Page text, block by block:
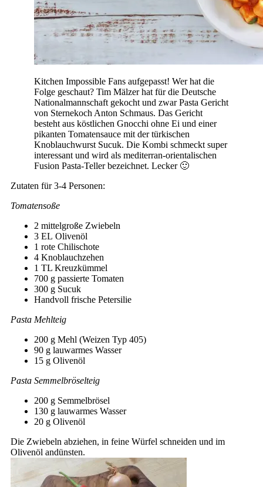
Kitchen Impossible Fans aufgepasst! Wer hat die
Folge geschaut? Tim Mälzer hat für die Deutsche
Nationalmannschaft gekocht und zwar Pasta Gericht
von Sternekoch Anton Schmaus. Das Gericht
besteht aus köstlichen Gnocchi ohne Ei und einer
pikanten Tomatensauce mit der türkischen
Knoblauchwurst Sucuk. Die Kombi schmeckt super
interessant und wird als mediterran-orientalischen
Fusion Pasta-Teller bezeichnet. Lecker 🙂
Zutaten für 3-4 Personen:
Tomatensoße
2 mittelgroße Zwiebeln
3 EL Olivenöl
1 rote Chilischote
4 Knoblauchzehen
1 TL Kreuzkümmel
700 g passierte Tomaten
300 g Sucuk
Handvoll frische Petersilie
Pasta Mehlteig
200 g Mehl (Weizen Typ 405)
90 g lauwarmes Wasser
15 g Olivenöl
Pasta Semmelbröselteig
200 g Semmelbrösel
130 g lauwarmes Wasser
20 g Olivenöl
Die Zwiebeln abziehen, in feine Würfel schneiden und im
Olivenöl andünsten.